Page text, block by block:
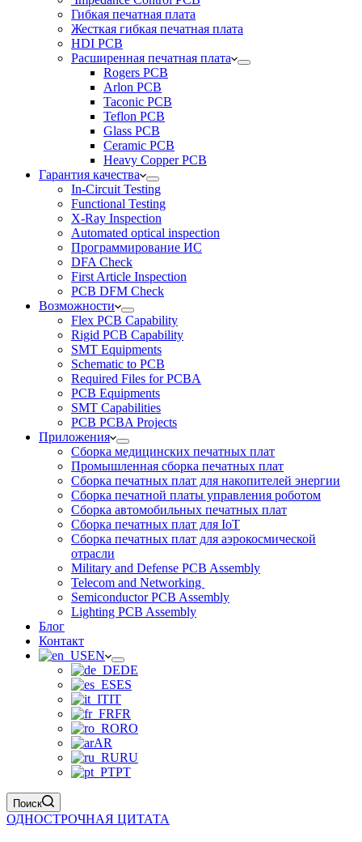
Гибкая печатная плата
Жесткая гибкая печатная плата
HDI PCB
Расширенная печатная плата
Rogers PCB
Arlon PCB
Taconic PCB
Teflon PCB
Glass PCB
Ceramic PCB
Heavy Copper PCB
Гарантия качества
In-Circuit Testing
Functional Testing
X-Ray Inspection
Automated optical inspection
Программирование ИС
DFA Check
First Article Inspection
PCB DFM Check
Возможности
Flex PCB Capability
Rigid PCB Capability
SMT Equipments
Schematic to PCB
Required Files for PCBA
PCB Equipments
SMT Capabilities
PCB PCBA Projects
Приложения
Сборка медицинских печатных плат
Промышленная сборка печатных плат
Сборка печатных плат для накопителей энергии
Сборка печатной платы управления роботом
Сборка автомобильных печатных плат
Сборка печатных плат для IoT
Сборка печатных плат для аэрокосмической
отрасли
Military and Defense PCB Assembly
Telecom and Networking
Semiconductor PCB Assembly
Lighting PCB Assembly
Блог
Контакт
EN
DE
ES
IT
FR
RO
AR
RU
PT
Поиск
ОДНОСТРОЧНАЯ ЦИТАТА